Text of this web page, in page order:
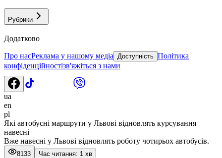
Рубрики
Додатково
Про насРеклама у нашому медіа Доступність Політика
конфіденційностізв'яжіться з нами
ua
en
pl
Які автобусні маршрути у Львові відновлять курсування
навесні
Вже навесні у Львові відновлять роботу чотирьох автобусів.
8133 Час читання: 1 хв